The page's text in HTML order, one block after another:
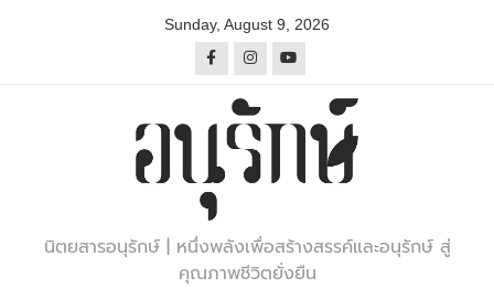
Sunday, August 9, 2026
นิตยสารอนุรักษ์ | หนึ่งพลังเพื่อสร้างสรรค์และอนุรักษ์ สู่
คุณภาพชีวิตยั่งยืน